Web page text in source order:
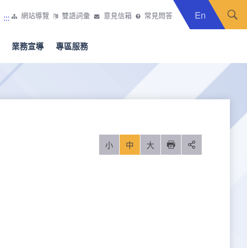
::: 網站導覽 雙語詞彙 意見信箱 常見問答 En
業務宣導 專區服務
小 中 大 列印